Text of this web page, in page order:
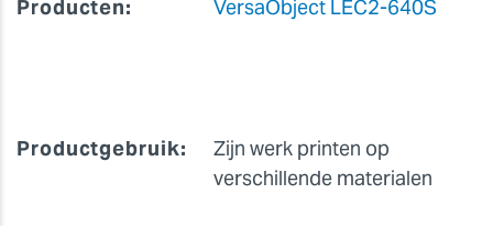
Producten: VersaObject LEC2-640S
Productgebruik:
Zijn werk printen op
verschillende materialen